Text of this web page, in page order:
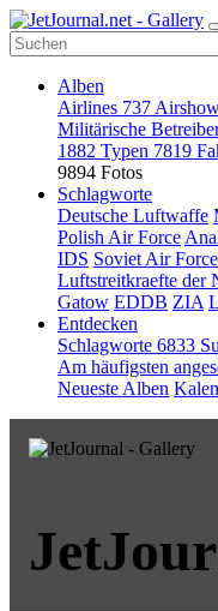
Alben
Airlines 737
Militärische
1882 Typen 7819
9894 Fotos
Schlagworte
Deutsche Luftwaffe
Polish Air Force
IDS Soviet Air Force
Luftstreitkraefte der
Gatow EDDB ZIA
Entdecken
Schlagworte 6833
Am häufigsten
Neueste Alben